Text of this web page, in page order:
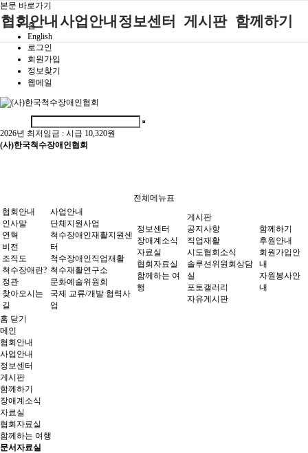
본문 바로가기
홈
English
로그인
회원가입
정보찾기
웹메일
2026년 최저임금 : 시급 10,320원
(사)한국척수장애인협회
협회안내
인사말
연혁
조직도
척수장애란?
사업안내
단체지원사업
척수장애인재
척수장애인직
척수재활연구
국제 교류/개
발 협력사업
정보센터
함께하는 여
게시판 함께하기
전체메뉴표
협회안내
인사말
연혁
비전
조직도
척수장애란?
정관
찾아오시는
길
사업안내
단체지원사업
척수장애인재활지원센
터
척수장애인직업재활
척수재활연구소
문화예술위원회
국제 교류/개발 협력사
업
정보센터
장애계소식
자료실
협회자료실
함께하는 여
행
게시판
공지사항
직업재활
시도협회소식
솔루션위원회상담
실
포토갤러리
자유게시판
함께하기
후원안내
회원가입안
내
자원봉사안
내
홈 닫기
메인
협회안내
사업안내
정보센터
게시판
함께하기
장애계소식
자료실
협회자료실
함께하는 여행
문서자료실